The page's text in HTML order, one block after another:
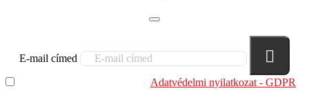
E-mail címed
Adatvédelmi nyilatkozat - GDPR